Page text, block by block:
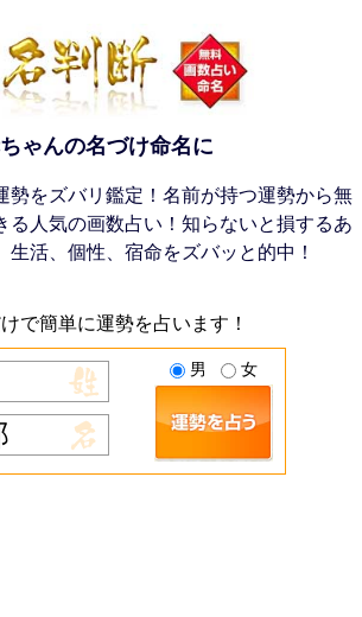
ゃんの名づけ命名に
勢をズバリ鑑定！名前が持つ運勢から無
る人気の画数占い！知らないと損するあ
生活、個性、宿命をズバッと的中！
で簡単に運勢を占います！
男 女